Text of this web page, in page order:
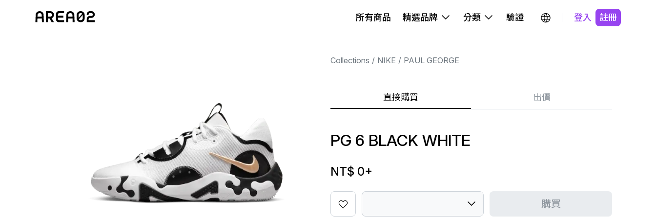
所有商品 精選品牌 分類 驗證 登入 註冊
Collections NIKE PAUL GEORGE
直接購買 出價
PG 6 BLACK WHITE
NT$ 0+
購買